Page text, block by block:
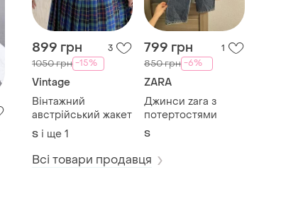
899 грн 3
1050 грн -15%
Vintage
Вінтажний
австрійський жакет
S і ще 1
799 грн 1
850 грн -6%
ZARA
Джинси zara з
потертостями
S
Всі товари продавця